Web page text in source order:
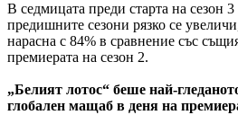
В седмицата преди старта на сезон
предишните сезони рязко се
нарасна с 84% в сравнение със
премиерата на сезон 2.
„Белият лотос“ беше най-
глобален мащаб в деня на